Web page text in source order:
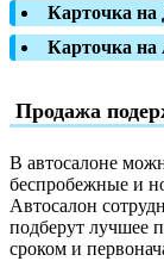
Карточка на
Карточка на
Продажа
В автосалоне
беспробежные и
Автосалон
подберут лучшее
сроком и